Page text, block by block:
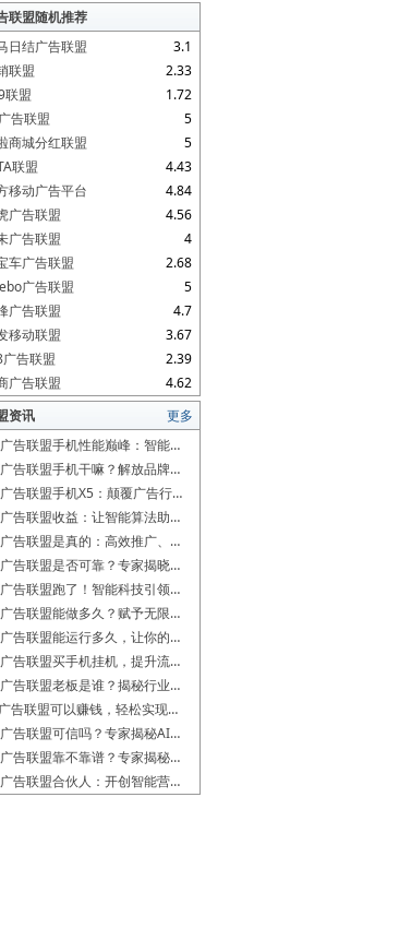
联盟随机推荐
3.1
日结广告联盟
2.33
联盟
1.72
联盟
5
告联盟
5
商城分红联盟
4.43
联盟
4.84
移动广告平台
4.56
广告联盟
4
广告联盟
2.68
车广告联盟
5
广告联盟
4.7
广告联盟
3.67
移动联盟
2.39
告联盟
4.62
广告联盟
更多
资讯
告联盟手机性能巅峰：智能…
告联盟手机干嘛？解放品牌…
告联盟手机X5：颠覆广告行…
告联盟收益：让智能算法助…
告联盟是真的：高效推广、…
告联盟是否可靠？专家揭晓…
告联盟跑了！智能科技引领…
告联盟能做多久？赋予无限…
告联盟能运行多久，让你的…
告联盟买手机挂机，提升流…
告联盟老板是谁？揭秘行业…
告联盟可以赚钱，轻松实现…
告联盟可信吗？专家揭秘AI…
告联盟靠不靠谱？专家揭秘…
告联盟合伙人：开创智能营…